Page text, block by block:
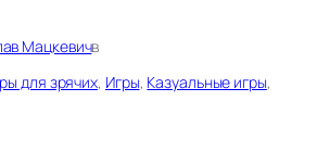
Мацкевичв
для зрячих, Игры, Казуальные игры